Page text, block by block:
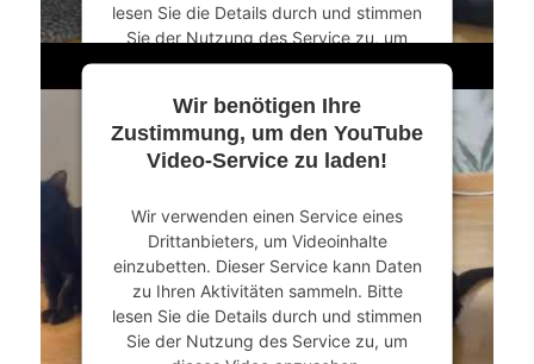
lesen Sie die Details durch und stimmen
Sie der Nutzung des Service zu, um
dieses Video anzusehen.
Mehr Informationen
powered byUsercentrics Consent
Management Platform&eRecht24
Wir benötigen Ihre
Zustimmung, um den YouTube
Video-Service zu laden!
Wir verwenden einen Service eines
Drittanbieters, um Videoinhalte
einzubetten. Dieser Service kann Daten
zu Ihren Aktivitäten sammeln. Bitte
lesen Sie die Details durch und stimmen
Sie der Nutzung des Service zu, um